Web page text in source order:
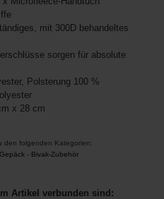
mit 300D behandeltes
sorgen für absolute
Polsterung 100 %
x 28 cm
den folgenden Kategorien:
- Bivak-Zubehör
Artikel verbunden sind: